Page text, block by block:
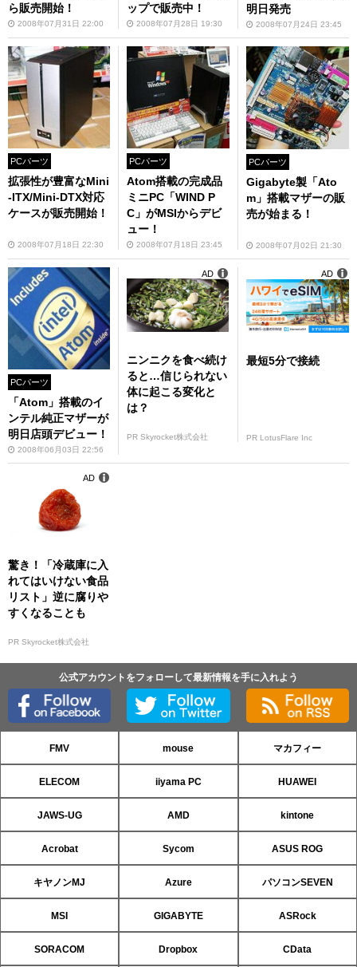
ら販売開始！
2008年07月31日 22:00
ップで販売中！
2008年07月28日 19:30
明日発売
2008年07月24日 23:45
PCパーツ
拡張性が豊富なMini
-ITX/Mini-DTX対応
ケースが販売開始！
2008年07月18日 22:30
PCパーツ
Atom搭載の完成品
ミニPC「WIND P
C」がMSIからデビ
ュー！
2008年07月18日 23:45
PCパーツ
Gigabyte製「Ato
m」搭載マザーの販
売が始まる！
2008年07月02日 21:30
PCパーツ
「Atom」搭載のイ
ンテル純正マザーが
明日店頭デビュー！
2008年06月03日 22:56
ニンニクを食べ続け
ると…信じられない
体に起こる変化と
は？
PR Skyrocket株式会社
AD
最短5分で接続
PR LotusFlare Inc
AD
驚き！「冷蔵庫に入
れてはいけない食品
リスト」逆に腐りや
すくなることも
PR Skyrocket株式会社
AD
公式アカウントをフォローして最新情報を手に入れよう
FMV mouse マカフィー
ELECOM iiyama PC HUAWEI
JAWS-UG AMD kintone
Acrobat Sycom ASUS ROG
キヤノンMJ Azure パソコンSEVEN
MSI GIGABYTE ASRock
SORACOM Dropbox CData